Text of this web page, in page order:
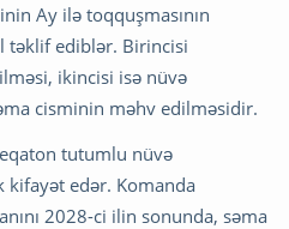
Ay ilə toqquşmasının
təklif ediblər. Birincisi
ikincisi isə nüvə
cisminin məhv edilməsidir.
tutumlu nüvə
kifayət edər. Komanda
2028-ci ilin sonunda, səma